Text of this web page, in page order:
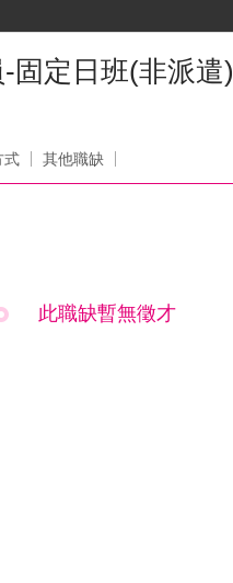
-固定日班(非派遣)
式 其他職缺
此職缺暫無徵才